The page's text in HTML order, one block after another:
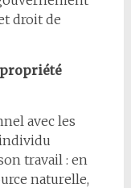
droit de
avec les
travail : en
naturelle,